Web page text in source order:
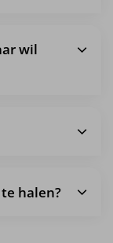
wil
halen?